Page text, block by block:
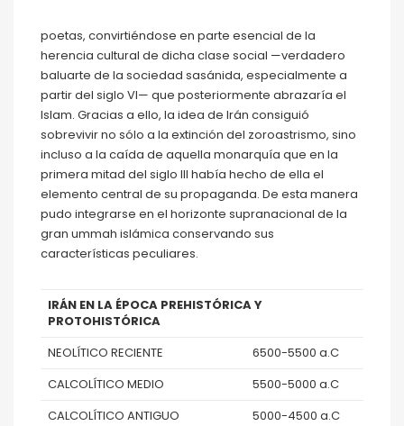
poetas, convirtiéndose en parte esencial de la
herencia cultural de dicha clase social —verdadero
baluarte de la sociedad sasánida, especialmente a
partir del siglo VI— que posteriormente abrazaría el
Islam. Gracias a ello, la idea de Irán consiguió
sobrevivir no sólo a la extinción del zoroastrismo, sino
incluso a la caída de aquella monarquía que en la
primera mitad del siglo III había hecho de ella el
elemento central de su propaganda. De esta manera
pudo integrarse en el horizonte supranacional de la
gran ummah islámica conservando sus
características peculiares.
IRÁN EN LA ÉPOCA PREHISTÓRICA Y
PROTOHISTÓRICA
NEOLÍTICO RECIENTE
6500-5500 a.C
CALCOLÍTICO MEDIO
5500-5000 a.C
CALCOLÍTICO ANTIGUO
5000-4500 a.C